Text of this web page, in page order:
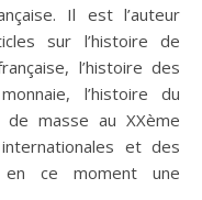
Il est l’auteur
sur l’histoire de
l’histoire des
l’histoire du
masse au XXème
et des
en ce moment une